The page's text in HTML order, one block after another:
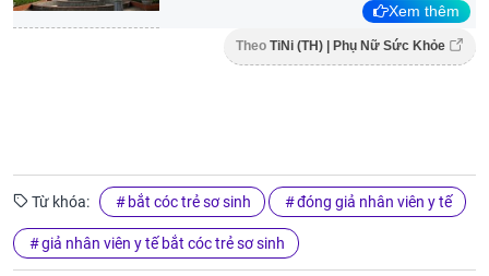
Xem thêm
Theo TiNi (TH) | Phụ Nữ Sức Khỏe
Từ khóa: bắt cóc trẻ sơ sinh đóng giả nhân viên y tế
giả nhân viên y tế bắt cóc trẻ sơ sinh